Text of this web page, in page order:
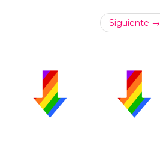
Siguiente →